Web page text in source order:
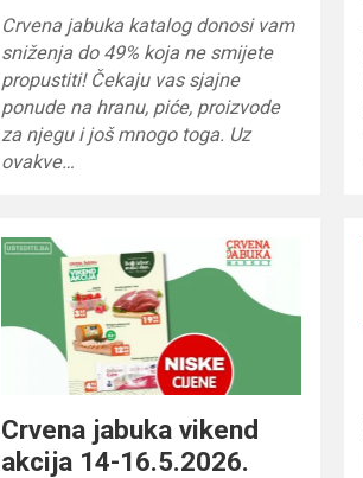
Crvena jabuka katalog donosi vam
sniženja do 49% koja ne smijete
propustiti! Čekaju vas sjajne
ponude na hranu, piće, proizvode
za njegu i još mnogo toga. Uz
ovakve…
Crvena jabuka vikend
akcija 14-16.5.2026.